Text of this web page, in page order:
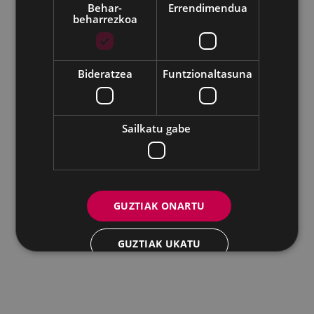
Udalaren sare sozial guztiak
Eibarko Andretxea - Isasi kalea, 11 | 20600 Eibar
Andretxea: 943 54 39 38
Berdintasuna: 943 70 84 40
andretxea@eibar.eus
berdintasuna@eibar.eus
IFZ: P2003100A | DIR3 L01200300
Behar-
beharrezkoa
Errendimendua
Bideratzea Funtzionaltasuna
Sailkatu gabe
GUZTIAK ONARTU
GUZTIAK UKATU